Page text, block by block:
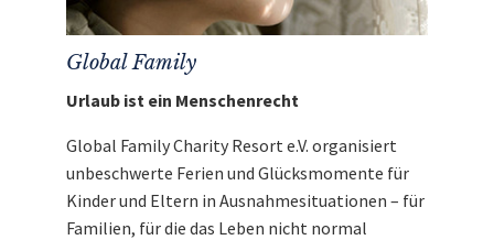
Global Family
Urlaub ist ein Menschenrecht
Global Family Charity Resort e.V. organisiert
unbeschwerte Ferien und Glücksmomente für
Kinder und Eltern in Ausnahmesituationen – für
Familien, für die das Leben nicht normal